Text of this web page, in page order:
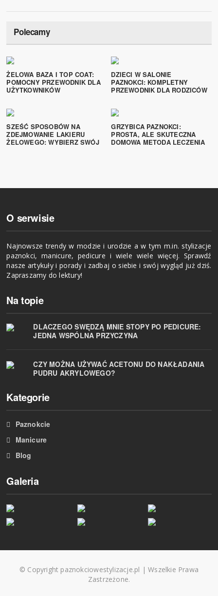
Polecamy
ŻELOWA BAZA I TOP COAT:
POMOCNY PRZEWODNIK DLA
UŻYTKOWNIKÓW
DZIECI W SALONIE
PAZNOKCI: KOMPLETNY
PRZEWODNIK DLA RODZICÓW
SZEŚĆ SPOSOBÓW NA
ZDEJMOWANIE LAKIERU
ŻELOWEGO: WYBIERZ SWÓJ
GRZYBICA PAZNOKCI:
PROSTA, ALE SKUTECZNA
DOMOWA METODA LECZENIA
O serwisie
Najnowsze trendy w modzie i urodzie a w tym m.in. stylizacje
paznokci, manicure, pedicure i wiele wiele więcej. Sprawdź
nasze artykuły i porady i zadbaj o siebie i swój wygląd już dziś.
Zapraszamy do lektury!
Na topie
DLACZEGO SWĘDZĄ MNIE STOPY PO PEDICURE:
JEDNA WSPÓLNA PRZYCZYNA
CZY MOŻNA UŻYWAĆ ACETONU DO NAKŁADANIA
PUDRU AKRYLOWEGO?
Kategorie
Paznokcie
Manicure
Blog
Galeria
© Copyright paznokciowestylizacje.pl | Wszelkie Prawa
Zastrzeżone.